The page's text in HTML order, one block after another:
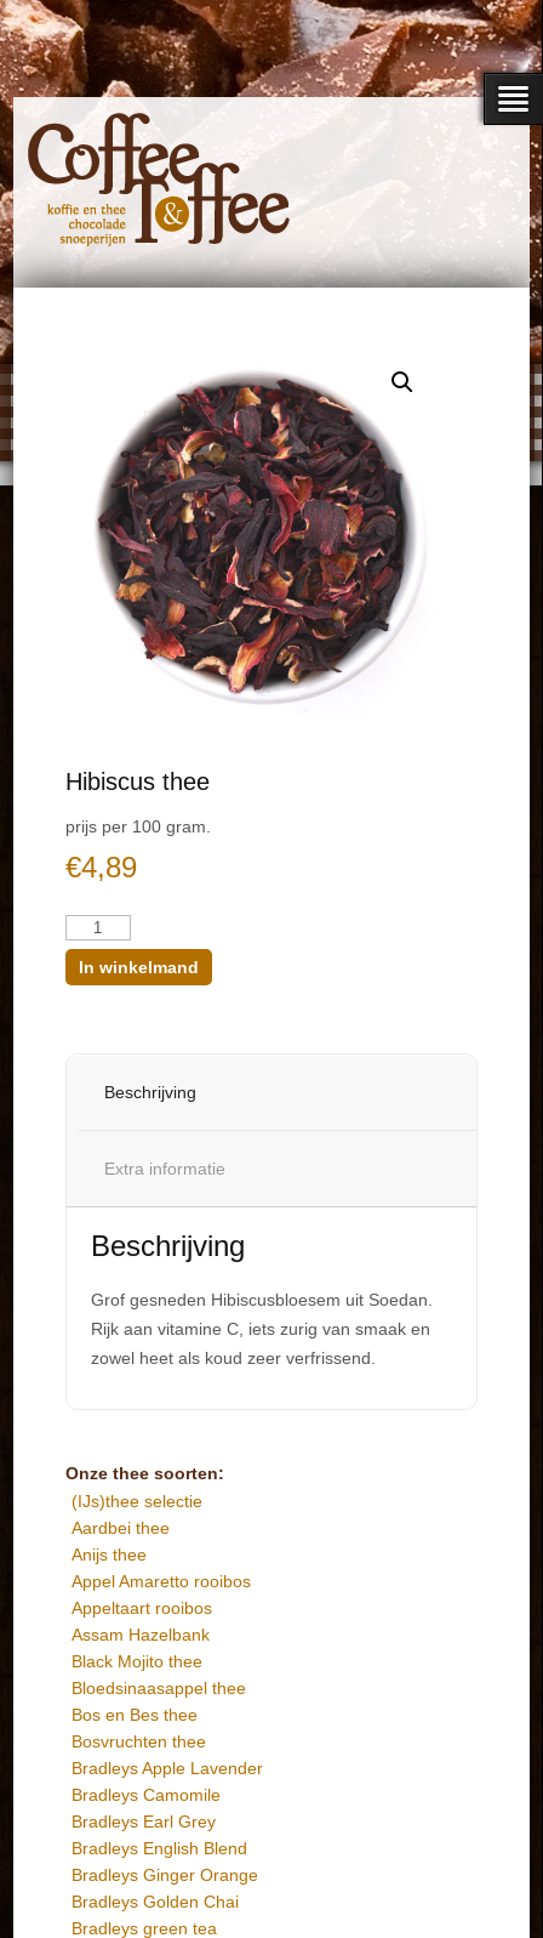
Hibiscus thee
prijs per 100 gram.
€4,89
Aantal
In winkelmand
Beschrijving
Extra informatie
Beschrijving
Grof gesneden Hibiscusbloesem uit Soedan.
Rijk aan vitamine C, iets zurig van smaak en
zowel heet als koud zeer verfrissend.
Onze thee soorten:
(IJs)thee selectie
Aardbei thee
Anijs thee
Appel Amaretto rooibos
Appeltaart rooibos
Assam Hazelbank
Black Mojito thee
Bloedsinaasappel thee
Bos en Bes thee
Bosvruchten thee
Bradleys Apple Lavender
Bradleys Camomile
Bradleys Earl Grey
Bradleys English Blend
Bradleys Ginger Orange
Bradleys Golden Chai
Bradleys green tea